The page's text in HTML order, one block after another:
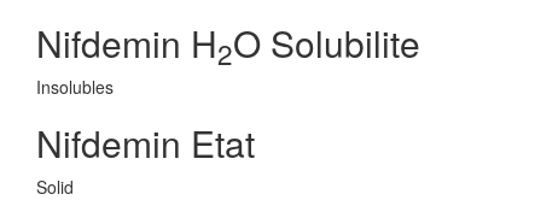
Nifdemin H2O Solubilite
Insolubles
Nifdemin Etat
Solid